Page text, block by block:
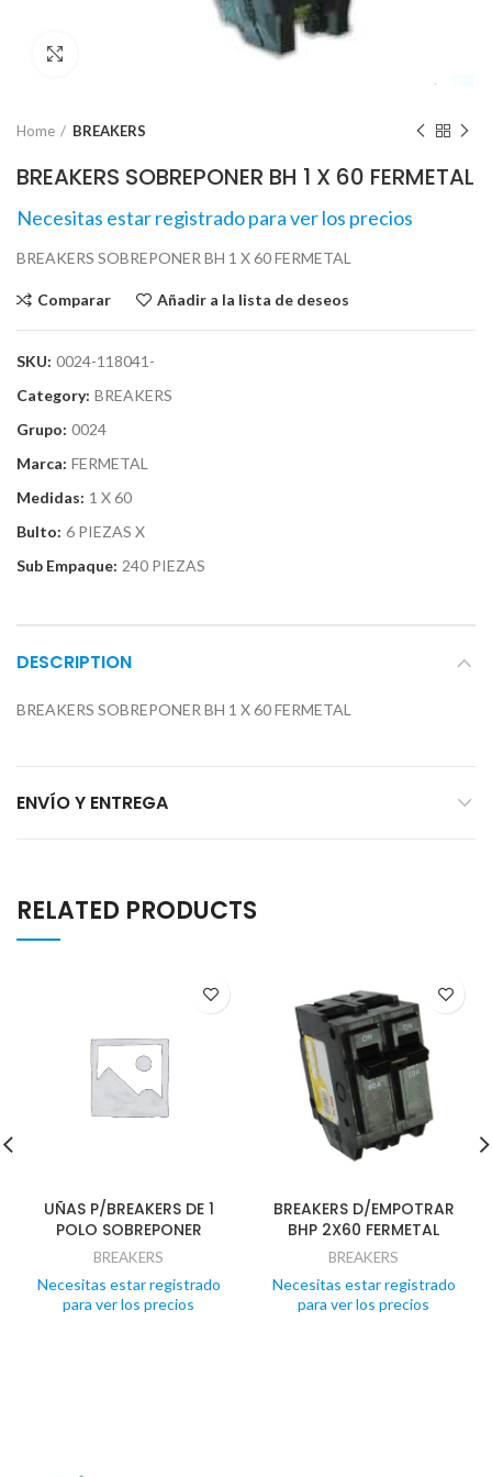
Home BREAKERS
BREAKERS SOBREPONER BH 1 X 60 FERMETAL
Necesitas estar registrado para ver los precios
BREAKERS SOBREPONER BH 1 X 60 FERMETAL
Comparar Añadir a la lista de deseos
SKU: 0024-118041-
Category: BREAKERS
Grupo: 0024
Marca: FERMETAL
Medidas: 1 X 60
Bulto: 6 PIEZAS X
Sub Empaque: 240 PIEZAS
DESCRIPTION
BREAKERS SOBREPONER BH 1 X 60 FERMETAL
ENVÍO Y ENTREGA
RELATED PRODUCTS
UÑAS P/BREAKERS DE 1
POLO SOBREPONER
BREAKERS
Necesitas estar registrado
para ver los precios
BREAKERS D/EMPOTRAR
BHP 2X60 FERMETAL
BREAKERS
Necesitas estar registrado
para ver los precios